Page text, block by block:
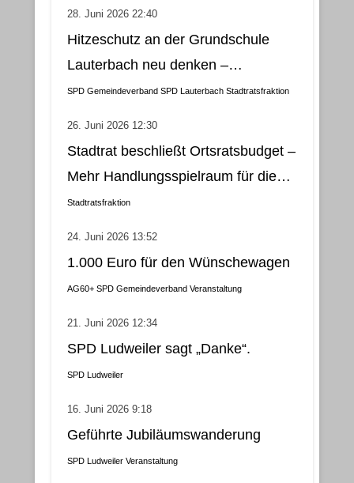
28. Juni 2026 22:40
Hitzeschutz an der Grundschule
Lauterbach neu denken –
Klimatisierung als wirtschaftliche
SPD Gemeindeverband SPD Lauterbach Stadtratsfraktion
26. Juni 2026 12:30
Stadtrat beschließt Ortsratsbudget –
Mehr Handlungsspielraum für die
Gemeindebezirke
Stadtratsfraktion
24. Juni 2026 13:52
1.000 Euro für den Wünschewagen
AG60+ SPD Gemeindeverband Veranstaltung
21. Juni 2026 12:34
SPD Ludweiler sagt „Danke“.
SPD Ludweiler
16. Juni 2026 9:18
Geführte Jubiläumswanderung
SPD Ludweiler Veranstaltung